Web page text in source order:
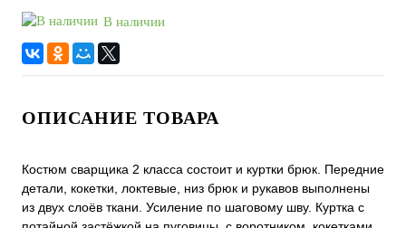
В наличии
ОПИСАНИЕ ТОВАРА
Костюм сварщика 2 класса состоит и куртки брюк. Передние
детали, кокетки, локтевые, низ брюк и рукавов выполнены
из двух слоёв ткани. Усиление по шаговому шву. Куртка с